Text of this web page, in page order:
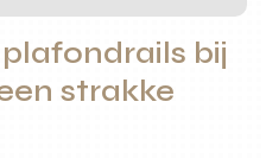
bij
strakke